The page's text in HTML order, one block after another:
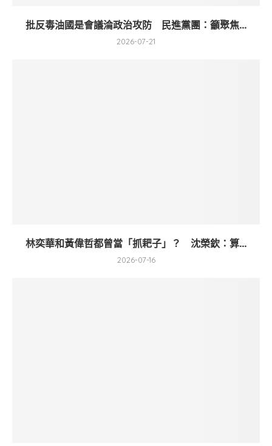
批反毒油國是會議淪政治攻防 民進黨團：籲聚焦...
2026-07-21
林奕華和黃偉哲都曾當「抓耙子」？ 沈榮欽：算...
2026-07-16